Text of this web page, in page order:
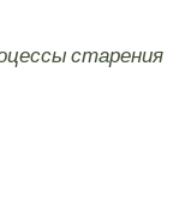
старения